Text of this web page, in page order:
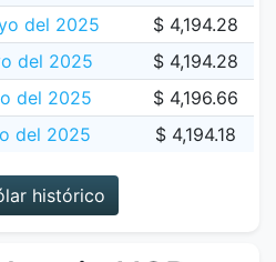
del 2025
$ 4,194.28
del 2025
$ 4,194.28
del 2025
$ 4,196.66
del 2025
$ 4,194.18
histórico